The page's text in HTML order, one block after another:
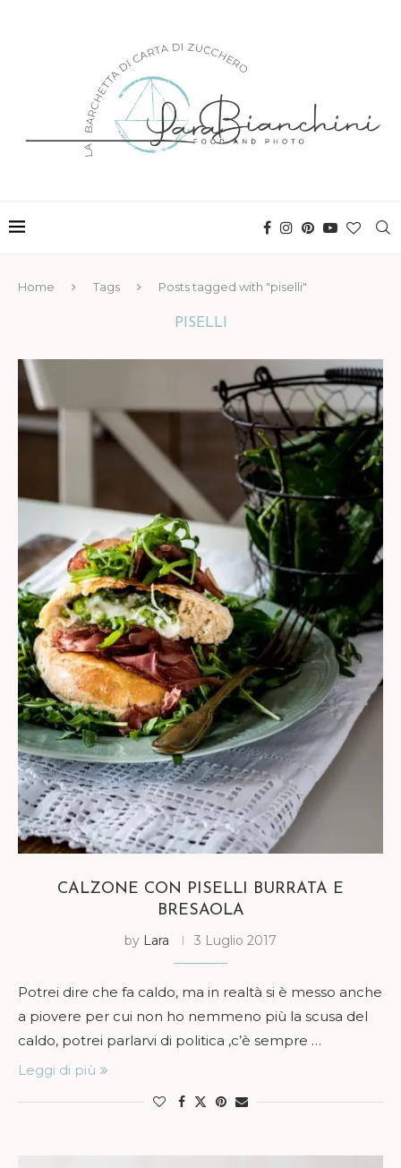
Home Tags Posts tagged with "piselli"
PISELLI
CALZONE CON PISELLI BURRATA E
BRESAOLA
by Lara 3 Luglio 2017
Potrei dire che fa caldo, ma in realtà si è messo anche
a piovere per cui non ho nemmeno più la scusa del
caldo, potrei parlarvi di politica ,c’è sempre …
Leggi di più